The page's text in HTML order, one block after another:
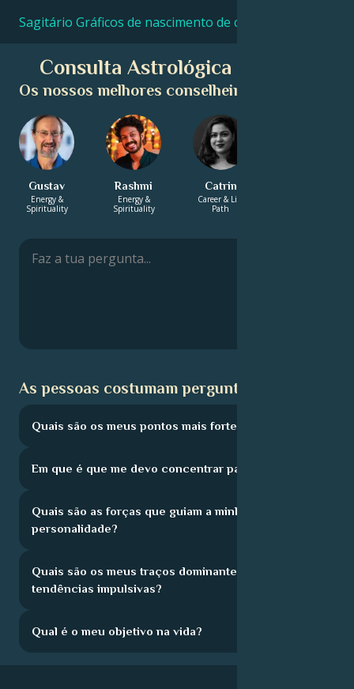
Sagitário Gráficos de nascimento de celebridades
Consulta Astrológica Gratuita
Os nossos melhores conselheiros:
Gustav
Energy &
Spirituality
Rashmi
Energy &
Spirituality
Catrin
Career & Life
Path
As pessoas costumam perguntar:
Quais são os meus pontos mais fortes?
Em que é que me devo concentrar para crescer?
Quais são as forças que guiam a minha
personalidade?
Quais são os meus traços dominantes e as minhas
tendências impulsivas?
Qual é o meu objetivo na vida?